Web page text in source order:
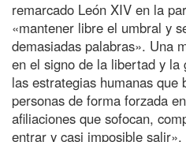
remarcado León XIV en la
«mantener libre el umbral y
demasiadas palabras». Una
en el signo de la libertad y
las estrategias humanas que
personas de forma forzada
afiliaciones que sofocan,
entrar y casi imposible